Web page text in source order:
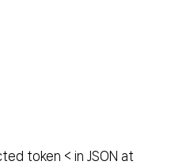
token < in JSON at